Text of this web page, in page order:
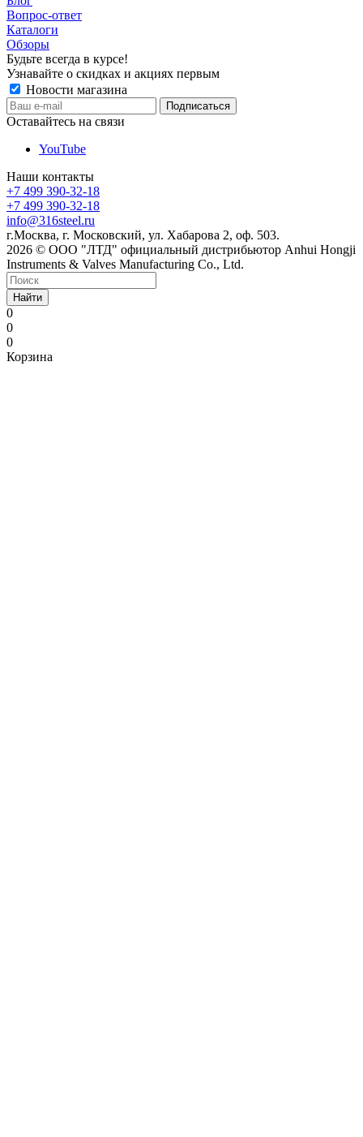
Вопрос-ответ
Каталоги
Обзоры
Будьте всегда в курсе!
Узнавайте о скидках и акциях первым
Новости магазина
Оставайтесь на связи
YouTube
Наши контакты
+7 499 390-32-18
+7 499 390-32-18
info@316steel.ru
г.Москва, г. Московский, ул. Хабарова 2, оф. 503.
2026 © ООО "ЛТД" официальный дистрибьютор Anhui Hongji
Instruments & Valves Manufacturing Co., Ltd.
Найти
0
0
0
Корзина